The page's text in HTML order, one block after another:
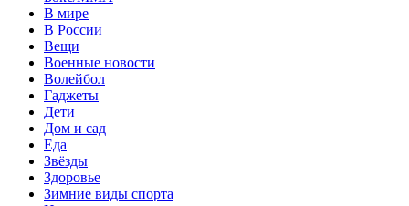
В мире
В России
Вещи
Военные новости
Волейбол
Гаджеты
Дети
Дом и сад
Еда
Звёзды
Здоровье
Зимние виды спорта